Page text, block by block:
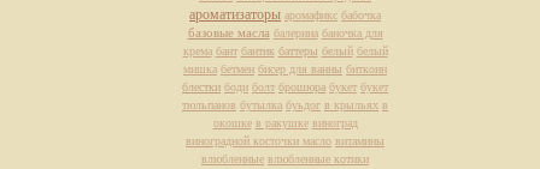
ароматизаторы аромафикс бабочка
базовые масла балерина баночка для
крема бант бантик баттеры белый белый
мишка бетмен бисер для ванны биткоин
блестки боди болт брошюра букет букет
тюльпанов бутылка буьдог в крыльях в
окошке в ракушке виноград
виноградной косточки масло витамины
влюбленные влюбленные котики